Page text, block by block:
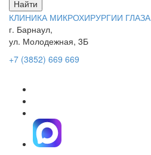
КЛИНИКА МИКРОХИРУРГИИ ГЛАЗА
г. Барнаул,
ул. Молодежная, 3Б
+7 (3852) 669 669